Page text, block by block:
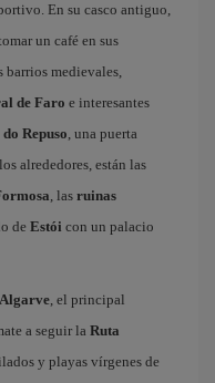
En su casco antiguo,
un café en sus
barrios medievales,
de Faro e interesantes
Repuso, una puerta
alrededores, están las
, las ruinas
de Estói con un palacio
, el principal
a seguir laRuta
y playas vírgenes de